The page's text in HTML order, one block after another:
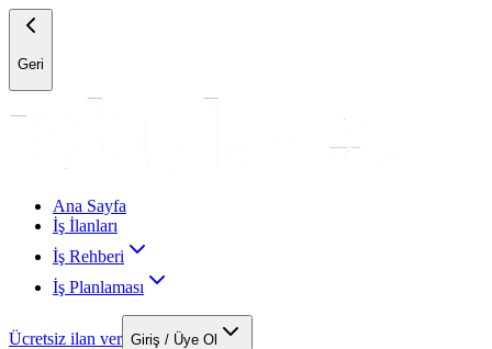
Geri
Ana Sayfa
İş İlanları
İş Rehberi
İş Planlaması
Ücretsiz ilan ver Giriş / Üye Ol